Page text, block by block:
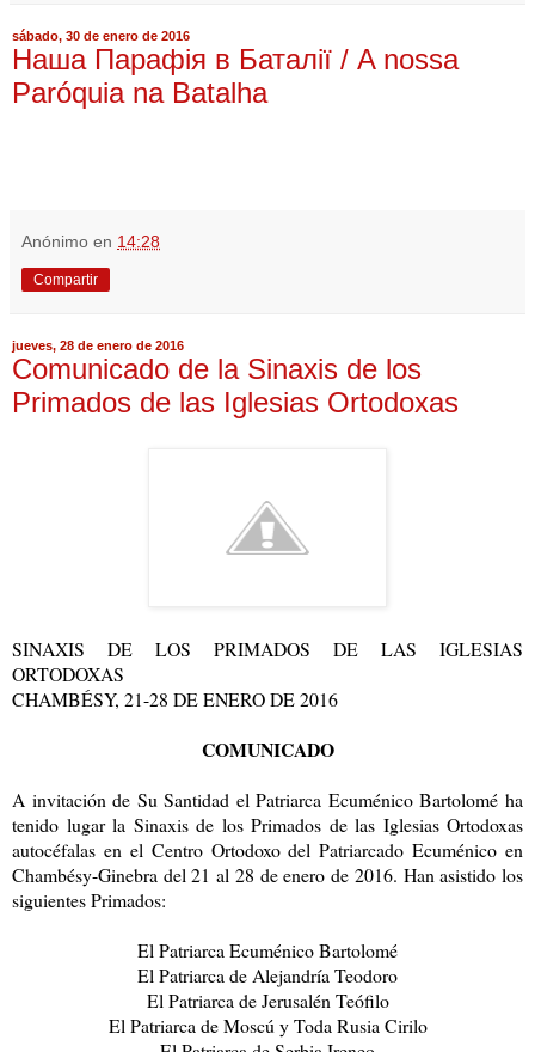
sábado, 30 de enero de 2016
Наша Парафія в Баталії / A nossa
Paróquia na Batalha
Anónimo en 14:28
Compartir
jueves, 28 de enero de 2016
Comunicado de la Sinaxis de los
Primados de las Iglesias Ortodoxas
SINAXIS DE LOS PRIMADOS DE LAS IGLESIAS
ORTODOXAS
CHAMBÉSY, 21-28 DE ENERO DE 2016
COMUNICADO
A invitación de Su Santidad el Patriarca Ecuménico Bartolomé ha
tenido lugar la Sinaxis de los Primados de las Iglesias Ortodoxas
autocéfalas en el Centro Ortodoxo del Patriarcado Ecuménico en
Chambésy-Ginebra del 21 al 28 de enero de 2016. Han asistido los
siguientes Primados:
El Patriarca Ecuménico Bartolomé
El Patriarca de Alejandría Teodoro
El Patriarca de Jerusalén Teófilo
El Patriarca de Moscú y Toda Rusia Cirilo